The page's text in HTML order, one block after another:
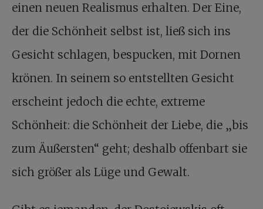
einen neuen Realismus erhalten. Der Eine,
der die Schönheit selbst ist, ließ sich ins
Gesicht schlagen, bespucken, mit Dornen
krönen. In seinem so entstellten Gesicht
erscheint jedoch die echte, extreme
Schönheit: die Schönheit der Liebe, die „bis
zum Äußersten“ geht; deshalb offenbart sie
sich größer als Lüge und Gewalt.